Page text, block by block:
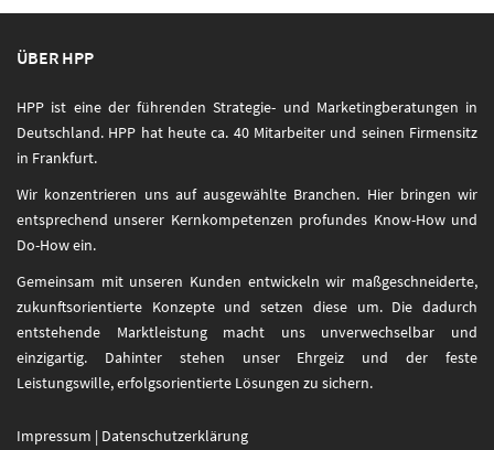
ÜBER HPP
HPP ist eine der führenden Strategie- und Marketingberatungen in
Deutschland. HPP hat heute ca. 40 Mitarbeiter und seinen Firmensitz
in Frankfurt.
Wir konzentrieren uns auf ausgewählte Branchen. Hier bringen wir
entsprechend unserer Kernkompetenzen profundes Know-How und
Do-How ein.
Gemeinsam mit unseren Kunden entwickeln wir maßgeschneiderte,
zukunftsorientierte Konzepte und setzen diese um. Die dadurch
entstehende Marktleistung macht uns unverwechselbar und
einzigartig. Dahinter stehen unser Ehrgeiz und der feste
Leistungswille, erfolgsorientierte Lösungen zu sichern.
Impressum | Datenschutzerklärung